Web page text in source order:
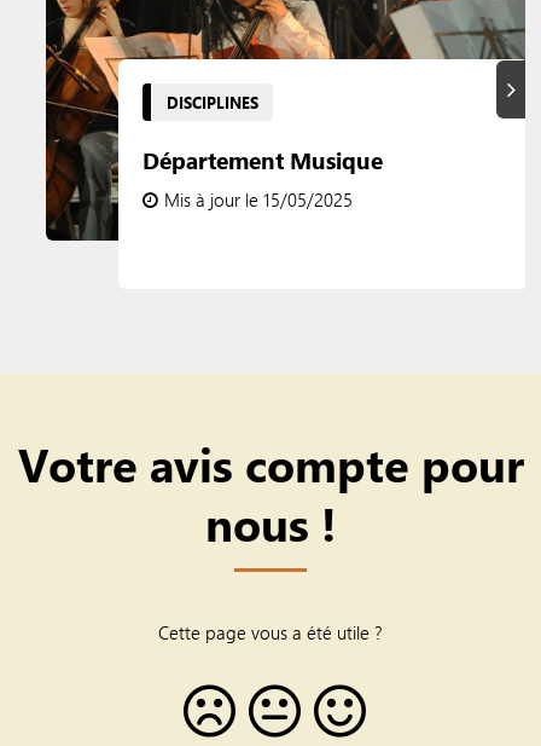
DISCIPLINES
Département Musique
Mis à jour le 15/05/2025
Votre avis compte pour
nous !
Cette page vous a été utile ?